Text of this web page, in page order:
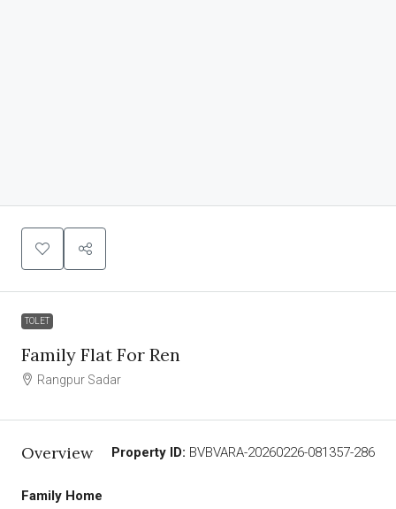
TOLET
Family Flat For Ren
Rangpur Sadar
Overview Property ID: BVBVARA-20260226-081357-286
Family Home